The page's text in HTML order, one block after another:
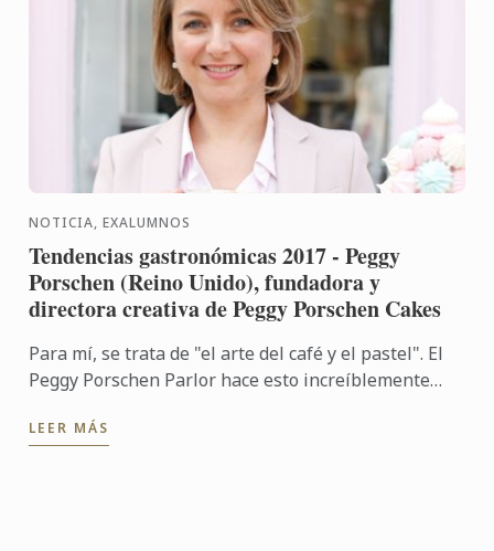
NOTICIA, EXALUMNOS
Tendencias gastronómicas 2017 - Peggy
Porschen (Reino Unido), fundadora y
directora creativa de Peggy Porschen Cakes
Para mí, se trata de "el arte del café y el pastel". El
Peggy Porschen Parlor hace esto increíblemente
LEER MÁS